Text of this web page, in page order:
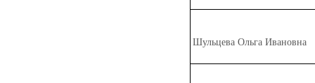
Шульцева Ольга Ивановна